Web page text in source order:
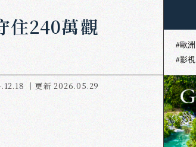
住240萬觀
｜更新2026.05.29
#歐洲
#影